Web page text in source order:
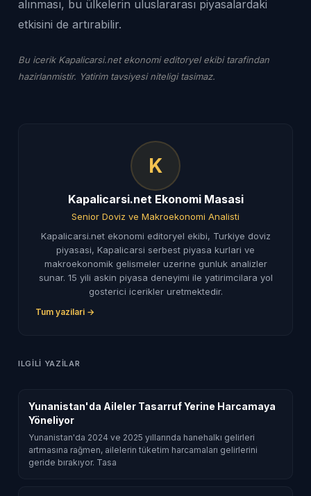
alınması, bu ülkelerin uluslararası piyasalardaki
etkisini de artırabilir.
Bu icerik Kapalicarsi.net ekonomi editoryel ekibi tarafindan
hazirlanmistir. Yatirim tavsiyesi niteligi tasimaz.
K
Kapalicarsi.net Ekonomi Masasi
Senior Doviz ve Makroekonomi Analisti
Kapalicarsi.net ekonomi editoryel ekibi, Turkiye doviz
piyasasi, Kapalicarsi serbest piyasa kurlari ve
makroekonomik gelismeler uzerine gunluk analizler
sunar. 15 yili askin piyasa deneyimi ile yatirimcilara yol
gosterici icerikler uretmektedir.
Tum yazilari →
ILGILI YAZILAR
Yunanistan'da Aileler Tasarruf Yerine Harcamaya
Yöneliyor
Yunanistan'da 2024 ve 2025 yıllarında hanehalkı gelirleri
artmasına rağmen, ailelerin tüketim harcamaları gelirlerini
geride bırakıyor. Tasa